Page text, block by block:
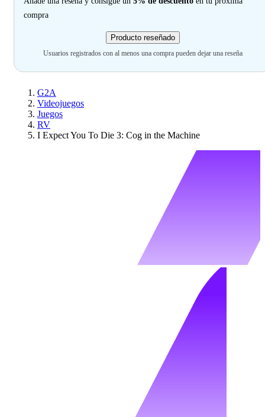
compra
Producto reseñado
Usuarios registrados con al menos una compra pueden dejar una reseña
G2A
Videojuegos
Juegos
RV
I Expect You To Die 3: Cog in the Machine